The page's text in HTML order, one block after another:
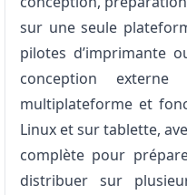
sur une seule
pilotes d’imprimante
conception
multiplateforme et
Linux et sur tablette,
complète pour
distribuer sur